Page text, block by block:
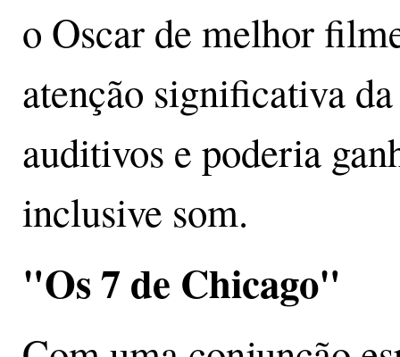
o Oscar de melhor
atenção significativa
auditivos e poderia
inclusive som.
"Os 7 de Chicago"